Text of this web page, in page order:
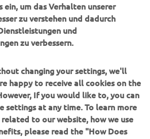
ein, um das Verhalten unserer
zu verstehen und dadurch
und
zu verbessern.
changing your settings, we'll
happy to receive all cookies on the
If you would like to, you can
settings at any time. To learn more
to our website, how we use
please read the "How Does